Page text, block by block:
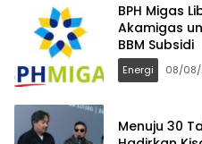
BPH Migas
Akamigas
BBM Subsidi
Energi 08/
Menuju 30